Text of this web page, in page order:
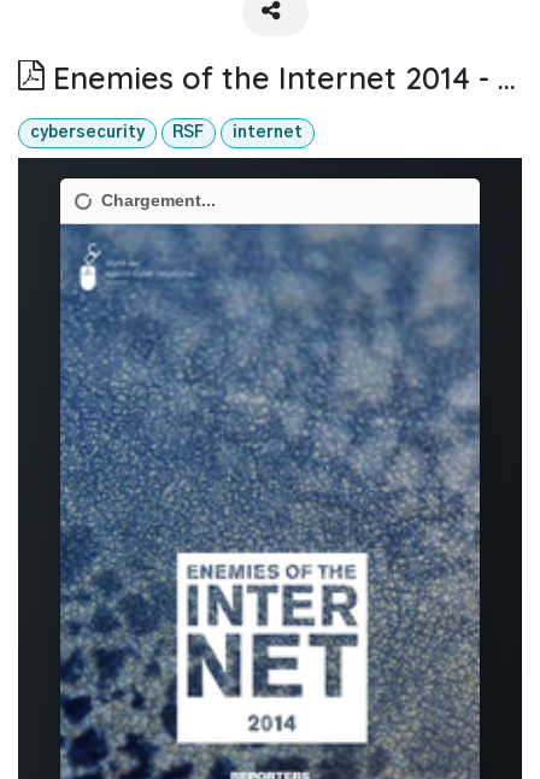
Enemies of the Internet 2014 - RSF
cybersecurity RSF internet